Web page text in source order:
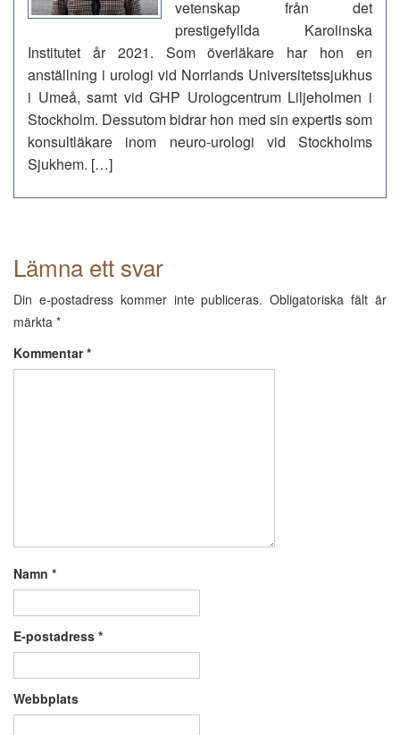
vetenskap från det
prestigefyllda Karolinska
Institutet år 2021. Som överläkare har hon en
anställning i urologi vid Norrlands Universitetssjukhus
i Umeå, samt vid GHP Urologcentrum Liljeholmen i
Stockholm. Dessutom bidrar hon med sin expertis som
konsultläkare inom neuro-urologi vid Stockholms
Sjukhem. […]
Lämna ett svar
Din e-postadress kommer inte publiceras. Obligatoriska fält är
märkta *
Kommentar*
Namn *
E-postadress *
Webbplats